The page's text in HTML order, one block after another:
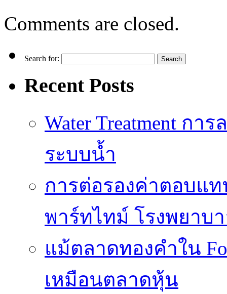
Comments are closed.
Search for:
Recent Posts
Water Treatment ก
ระบบน้ำ
การต่อรองค่าตอบแ
พาร์ทไทม์ โรงพยาบ
แม้ตลาดทองคำใน
เหมือนตลาดหุ้น